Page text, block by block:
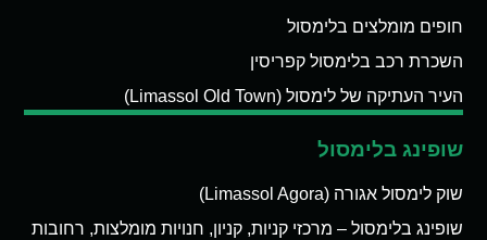
חופים מומלצים בלימסול
השכרת רכב בלימסול קפריסין
העיר העתיקה של לימסול (Limassol Old Town)
שופינג בלימסול
שוק לימסול אגורה (Limassol Agora)
שופינג בלימסול – מרכזי קניות, קניון, חנויות מומלצות, רחובות